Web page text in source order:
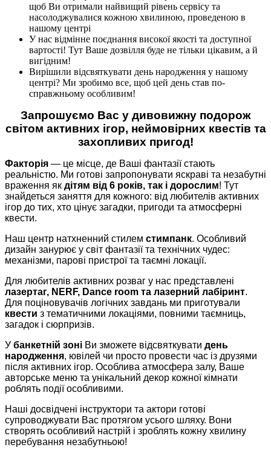
щоб Ви отримали найвищий рівень сервісу та
насолоджувалися кожною хвилиною, проведеною в
нашому центрі
У нас відмінне поєднання високої якості та доступної
вартості! Тут Ваше дозвілля буде не тільки цікавим, а й
вигідним!
Вирішили відсвяткувати день народження у нашому
центрі? Ми зробимо все, щоб цей день став по-
справжньому особливим!
Запрошуємо Вас у дивовижну подорож
світом активних ігор, неймовірних квестів та
захопливих пригод!
Факторія — це місце, де Ваші фантазії стають
реальністю. Ми готові запропонувати яскраві та незабутні
враження як дітям від 6 років, так і дорослим! Тут
знайдеться заняття для кожного: від любителів активних
ігор до тих, хто цінує загадки, пригоди та атмосферні
квести.
Наш центр натхненний стилем стимпанк. Особливий
дизайн занурює у світ фантазії та технічних чудес:
механізми, парові пристрої та таємні локації.
Для любителів активних розваг у нас представлені
лазертаг, NERF, Dance room та лазерний лабіринт.
Для поціновувачів логічних завдань ми приготували
квести з тематичними локаціями, повними таємниць,
загадок і сюрпризів.
У банкетній зоні Ви зможете відсвяткувати день
народження, ювілей чи просто провести час із друзями
після активних ігор. Особлива атмосфера залу, Ваше
авторське меню та унікальний декор кожної кімнати
роблять події особливими.
Наші досвідчені інструктори та актори готові
супроводжувати Вас протягом усього шляху. Вони
створять особливий настрій і зроблять кожну хвилину
перебування незабутньою!